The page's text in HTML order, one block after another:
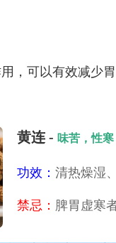
，可以有效减少
黄连 - 味苦，性
功效： 清热燥湿
禁忌： 脾胃虚寒